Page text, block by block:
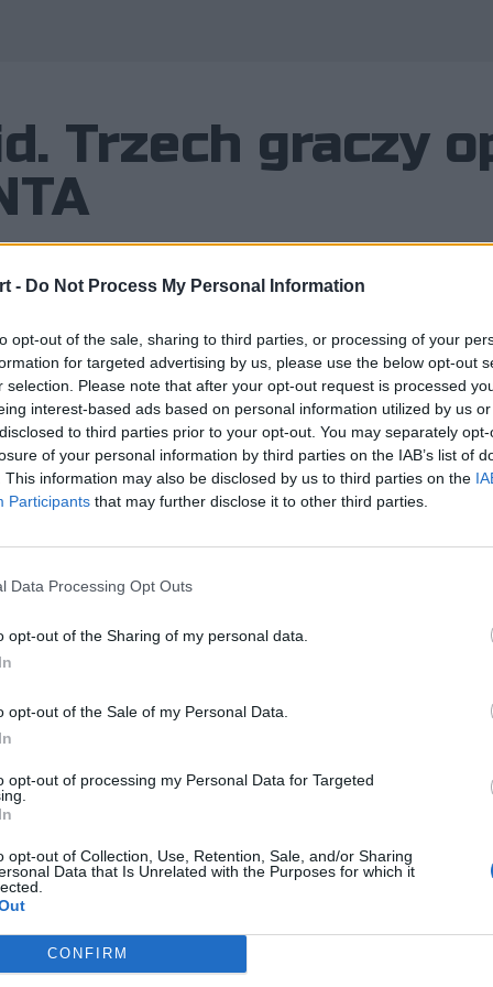
- Do Not Process My Personal Information
opt-out of the sale, sharing to third parties, or processing of your
for targeted advertising by us, please use the below opt-out
selection. Please note that after your opt-out request is processed
interest-based ads based on personal information utilized by us
to third parties prior to your opt-out. You may separately
of your personal information by third parties on the IAB’s list of
This information may also be disclosed by us to third parties on the
Participants that may further disclose it to other third parties.
Data Processing Opt Outs
opt-out of the Sharing of my personal data.
opt-out of the Sale of my Personal Data.
opt-out of processing my Personal Data for Targeted
opt-out of Collection, Use, Retention, Sale, and/or Sharing
Data that Is Unrelated with the Purposes for which it
CONFIRM
Trzech graczy
w przypadku takiej
w kategoriach
gruntowna przebudowa.
członkowie składu VALORANTA wylądowali na
związał się na początku 2021 roku. Dla 23-letniego
w FPS-ie Riot Games. W jego barwach triumfował
Champions 2021. Miniona kampania nie była
sprawiły, że Jamppi i jego partnerzy nie zbliżyli się
finiszując dopiero na 7. lokacie, podczas gdy awans
[WYWIAD]
Enzo "Enzo" Mestari oraz James "Mistic" Orfila.
kampanii. I nie były to bynajmniej transfery
Niemniej udanych występów na poziomie
zabraknie miejsca na kolejny sezon. Na ten
pod koniec 2022 roku Ayaz "nAts" Akhmetshin.
bardziej szeroko zakrojoną kadrową rewolucję.